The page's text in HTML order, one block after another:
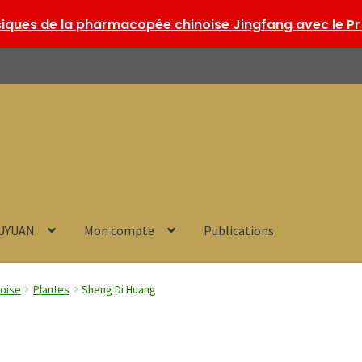
Mon compte Publications
Plantes Sheng Di Huang
de la pharmacopée chinoise Jingfang avec le